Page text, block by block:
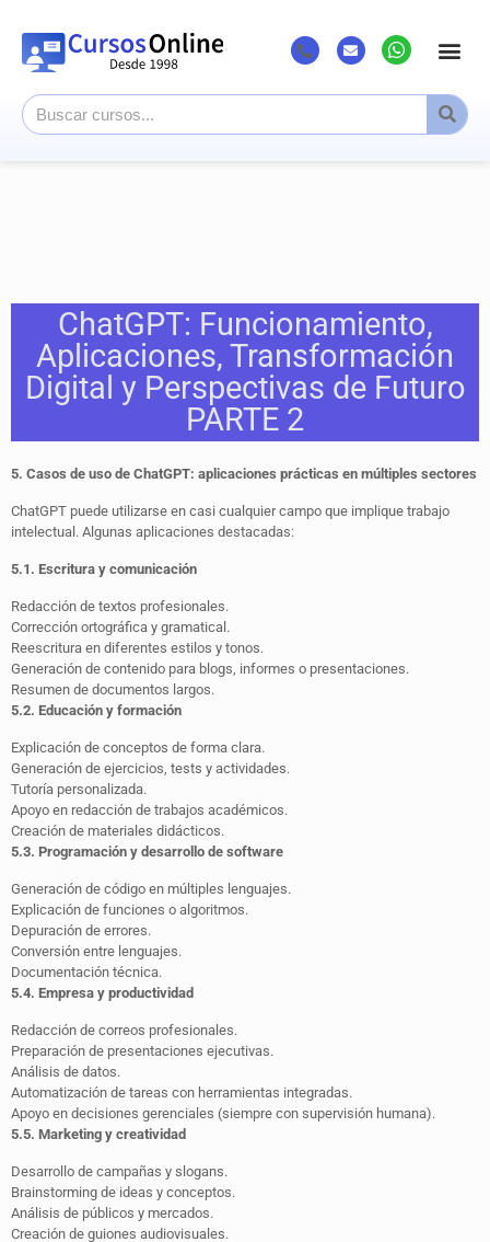
ChatGPT: Funcionamiento,
Aplicaciones, Transformación
Digital y Perspectivas de Futuro
PARTE 2
5. Casos de uso de ChatGPT: aplicaciones prácticas en múltiples sectores
ChatGPT puede utilizarse en casi cualquier campo que implique trabajo
intelectual. Algunas aplicaciones destacadas:
5.1. Escritura y comunicación
Redacción de textos profesionales.
Corrección ortográfica y gramatical.
Reescritura en diferentes estilos y tonos.
Generación de contenido para blogs, informes o presentaciones.
Resumen de documentos largos.
5.2. Educación y formación
Explicación de conceptos de forma clara.
Generación de ejercicios, tests y actividades.
Tutoría personalizada.
Apoyo en redacción de trabajos académicos.
Creación de materiales didácticos.
5.3. Programación y desarrollo de software
Generación de código en múltiples lenguajes.
Explicación de funciones o algoritmos.
Depuración de errores.
Conversión entre lenguajes.
Documentación técnica.
5.4. Empresa y productividad
Redacción de correos profesionales.
Preparación de presentaciones ejecutivas.
Análisis de datos.
Automatización de tareas con herramientas integradas.
Apoyo en decisiones gerenciales (siempre con supervisión humana).
5.5. Marketing y creatividad
Desarrollo de campañas y slogans.
Brainstorming de ideas y conceptos.
Análisis de públicos y mercados.
Creación de guiones audiovisuales.